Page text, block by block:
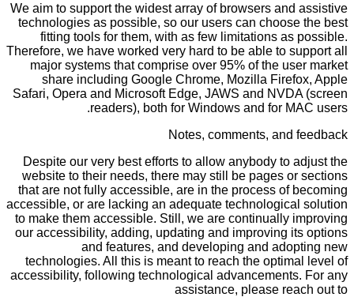
We aim to support the widest array of browsers and assistive
technologies as possible, so our users can choose the best
fitting tools for them, with as few limitations as possible.
Therefore, we have worked very hard to be able to support all
major systems that comprise over 95% of the user market
share including Google Chrome, Mozilla Firefox, Apple
Safari, Opera and Microsoft Edge, JAWS and NVDA (screen
readers), both for Windows and for MAC users.
Notes, comments, and feedback
Despite our very best efforts to allow anybody to adjust the
website to their needs, there may still be pages or sections
that are not fully accessible, are in the process of becoming
accessible, or are lacking an adequate technological solution
to make them accessible. Still, we are continually improving
our accessibility, adding, updating and improving its options
and features, and developing and adopting new
technologies. All this is meant to reach the optimal level of
accessibility, following technological advancements. For any
assistance, please reach out to